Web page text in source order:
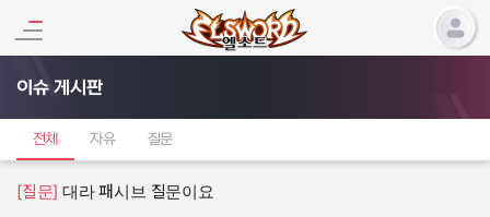
이슈 게시판
전체 자유 질문
[질문] 대라 패시브 질문이요